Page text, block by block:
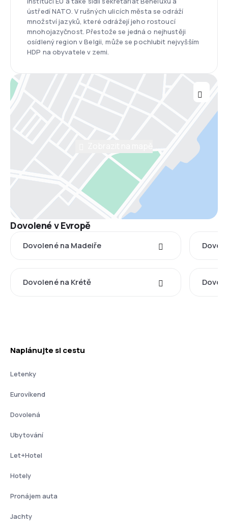
ústředí NATO. V rušných ulicích města se odráží
množství jazyků, které odrážejí jeho rostoucí
mnohojazyčnost. Přestože se jedná o nejhustěji
osídlený region v Belgii, může se pochlubit nejvyšším
HDP na obyvatele v zemi.
Dovolené v Evropě
Dovolené na Madeiře
Dovolené na Krétě
Naplánujte si cestu
Letenky
Eurovíkend
Dovolená
Ubytování
Let+Hotel
Hotely
Pronájem auta
Jachty